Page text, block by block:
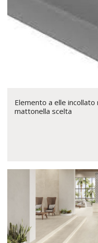
Elemento a elle
mattonella scelta